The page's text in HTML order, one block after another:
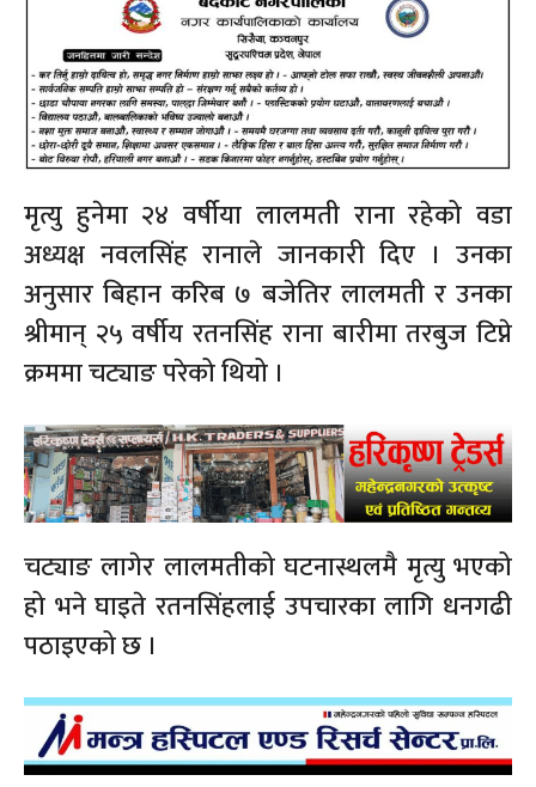
मृत्यु हुनेमा २४ वर्षीया लालमती राना रहेको वडा
अध्यक्ष नवलसिंह रानाले जानकारी दिए । उनका
अनुसार बिहान करिब ७ बजेतिर लालमती र उनका
श्रीमान् २५ वर्षीय रतनसिंह राना बारीमा तरबुज टिप्ने
क्रममा चट्याङ परेको थियो ।
चट्याङ लागेर लालमतीको घटनास्थलमै मृत्यु भएको
हो भने घाइते रतनसिंहलाई उपचारका लागि धनगढी
पठाइएको छ ।